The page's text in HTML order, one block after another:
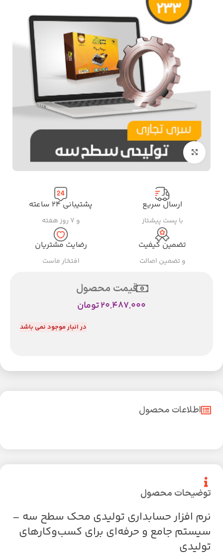
بزرگنمایی تصویر
ارسال سریع
با پست پیشتاز
پشتیبانی ۲۴ ساعته
و ۷ روز هفته
تضمین کیفیت
و تضمین اصالت
رضایت مشتریان
افتخار ماست
قیمت محصول
20,487,000تومان
در انبار موجود نمی باشد
توضیحات محصول
نرم افزار حسابداری تولیدی محک سطح سه –
سیستم جامع و حرفه‌ای برای کسب‌وکارهای
تولیدی
اطلاعات محصول